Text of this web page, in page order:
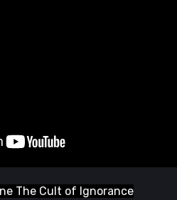
The Cult of Ignorance